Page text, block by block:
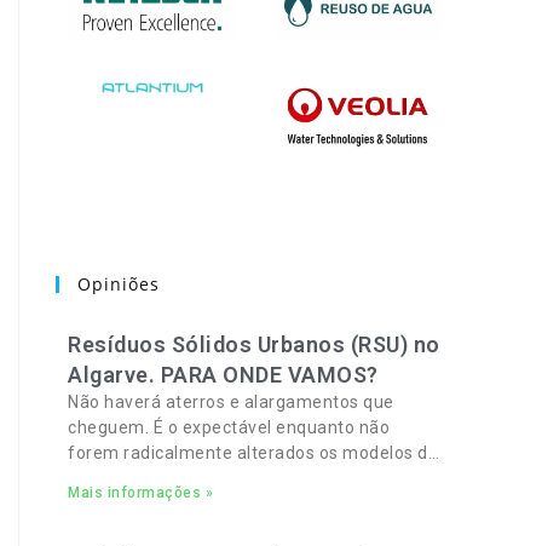
Opiniões
Resíduos Sólidos Urbanos (RSU) no
Algarve. PARA ONDE VAMOS?
Não haverá aterros e alargamentos que
cheguem. É o expectável enquanto não
forem radicalmente alterados os modelos de
Sólidos Urbanos (RSU) no Algarve. As
Mais informações »